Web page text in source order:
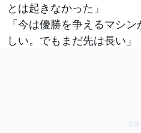
とは起きなかった」
「今は優勝を争えるマシ
しい。でもまだ先は長い」